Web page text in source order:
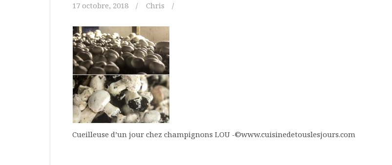
17 octobre, 2018 Chris
Cueilleuse d’un jour chez champignons LOU -©www.cuisinedetouslesjours.com